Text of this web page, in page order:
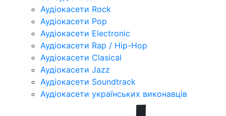
Аудіокасети Rock
Аудіокасети Pop
Аудіокасети Electronic
Аудіокасети Rap / Hip-Hop
Аудіокасети Clasical
Аудіокасети Jazz
Аудіокасети Soundtrack
Аудіокасети українських виконавців